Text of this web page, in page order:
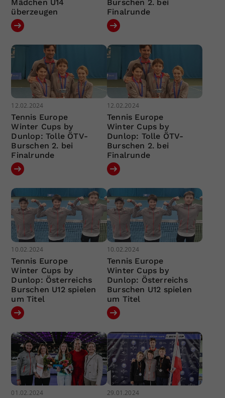
Mädchen U14
überzeugen
Burschen 2. bei
Finalrunde
12.02.2024
Tennis Europe
Winter Cups by
Dunlop: Tolle ÖTV-
Burschen 2. bei
Finalrunde
12.02.2024
Tennis Europe
Winter Cups by
Dunlop: Tolle ÖTV-
Burschen 2. bei
Finalrunde
10.02.2024
Tennis Europe
Winter Cups by
Dunlop: Österreichs
Burschen U12 spielen
um Titel
10.02.2024
Tennis Europe
Winter Cups by
Dunlop: Österreichs
Burschen U12 spielen
um Titel
01.02.2024 29.01.2024